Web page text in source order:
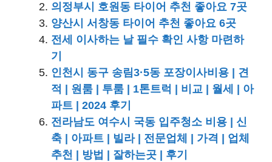
의정부시 호원동 타이어 추천 좋아요 7곳
양산시 서창동 타이어 추천 좋아요 6곳
전세 이사하는 날 필수 확인 사항 마련하
기
인천시 동구 송림3·5동 포장이사비용 | 견
적 | 원룸 | 투룸 | 1톤트럭 | 비교 | 월세 | 아
파트 | 2024 후기
전라남도 여수시 국동 입주청소 비용 | 신
축 | 아파트 | 빌라 | 전문업체 | 가격 | 업체
추천 | 방법 | 잘하는곳 | 후기